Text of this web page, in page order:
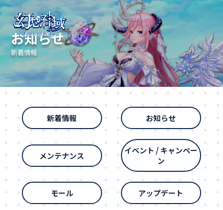
お知らせ
新着情報
新着情報 お知らせ
メンテナンス
イベント / キャンペー
ン
モール アップデート